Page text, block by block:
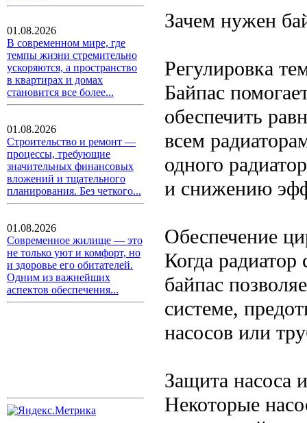
01.08.2026
В современном мире, где
темпы жизни стремительно
ускоряются, а пространство
в квартирах и домах
становится все более...
01.08.2026
Строительство и ремонт —
процессы, требующие
значительных финансовых
вложений и тщательного
планирования. Без четкого...
01.08.2026
Современное жилище — это
не только уют и комфорт, но
и здоровье его обитателей.
Одним из важнейших
аспектов обеспечения...
Зачем нужен
Регулировка
Байпас
обеспечить
всем
одного
и снижению
Обеспечение
Когда
байпас
системе,
насосов или
Защита насоса
Некоторые